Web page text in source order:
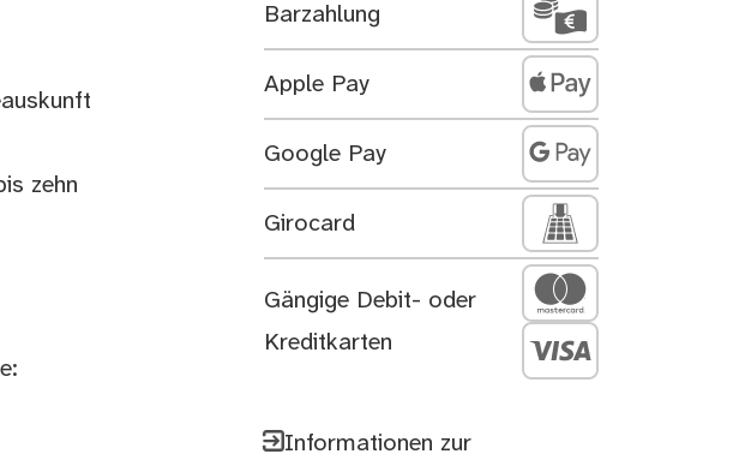
zehn
Barzahlung
Apple Pay
Google Pay
Girocard
Gängige Debit- oder
Kreditkarten
Informationen zur